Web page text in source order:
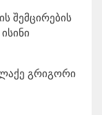
შემცირების
გრიგორი